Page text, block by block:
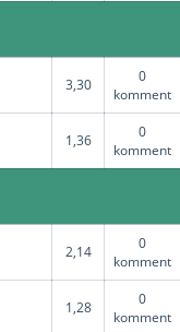
3,30
0
komment
1,36
0
komment
2,14
0
komment
1,28
0
komment